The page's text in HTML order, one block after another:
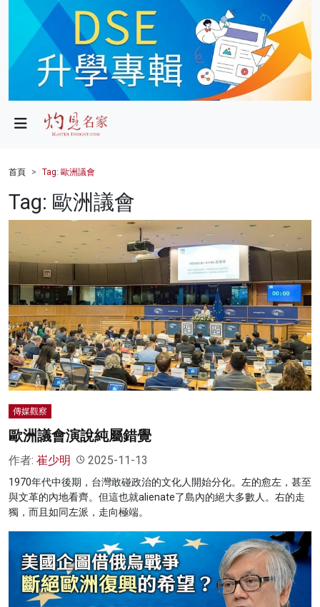
政局
財經
健康
商業
科技
影片
名家榜
灼見活動
首頁 Tag: 歐洲議會
Tag: 歐洲議會
傳媒觀察
歐洲議會演說純屬錯覺
作者: 崔少明 2025-11-13
1970年代中後期，台灣敢碰政治的文化人開始分化。左的愈左，甚至
與文革的內地看齊。但這也就alienate了島內的絕大多數人。右的走
獨，而且如同左派，走向極端。